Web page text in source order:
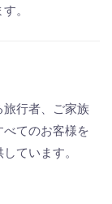
。
行者、ご家族
てのお客様を
ています。